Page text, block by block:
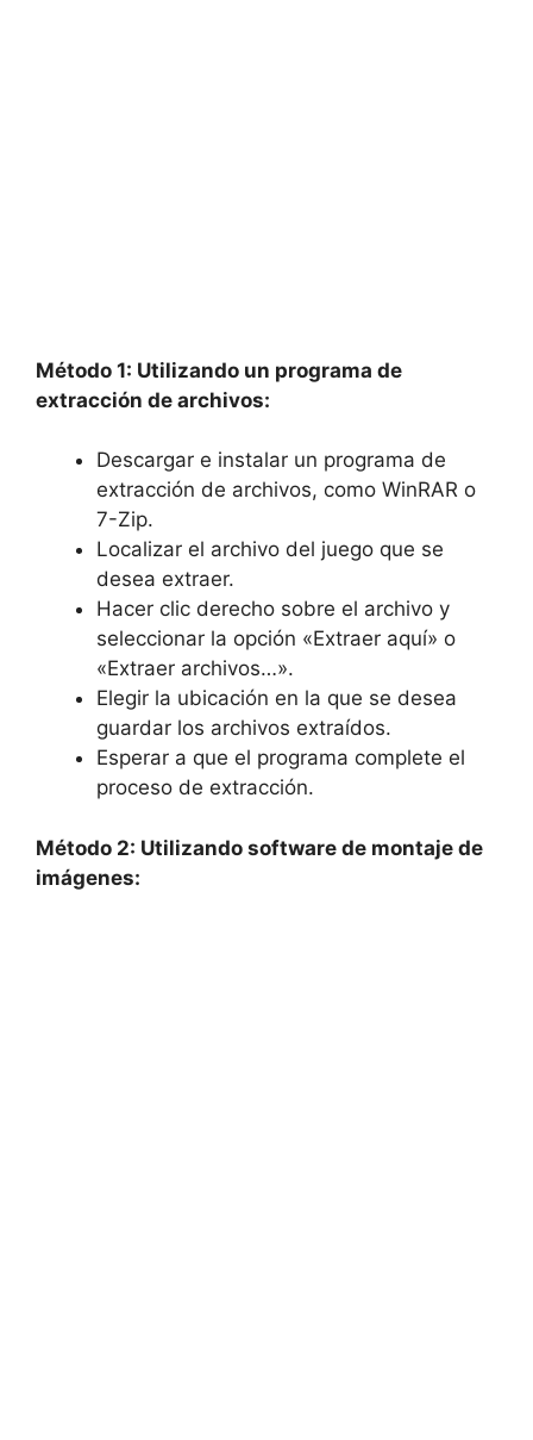
Método 1: Utilizando un programa de‌
extracción de archivos:
Descargar e⁢ instalar​ un programa de
extracción ‍de archivos, como WinRAR o
7-Zip.
Localizar el archivo del ‍juego que⁢ se⁣
desea​ extraer.
Hacer clic derecho sobre el‌ archivo y​
seleccionar la opción «Extraer aquí» o
«Extraer archivos…».
Elegir⁤ la ubicación ‍en la ‍que se desea
guardar los ‌archivos ‍extraídos.
Esperar a que el programa complete el
proceso de extracción.
Método 2: ​Utilizando ⁢software ‍de ⁤montaje de
‍imágenes: